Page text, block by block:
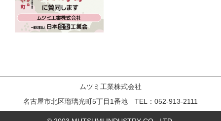
ムツミ工業株式会社
名古屋市北区瑠璃光町5丁目1番地 TEL：052-913-2111